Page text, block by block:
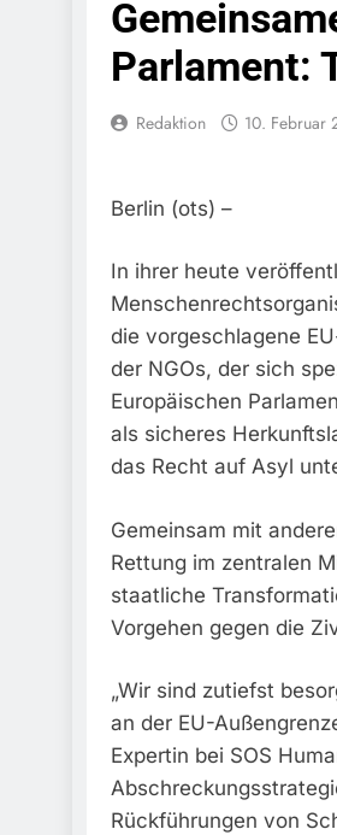
Parlament:
Redaktion 10. Februar
Berlin (ots) –
In ihrer heute
die vorgeschlagene
der NGOs, der sich
Europäischen
als sicheres
das Recht auf Asyl
Gemeinsam mit
Rettung im zentralen
staatliche
Vorgehen gegen die
„Wir sind zutiefst
an der EU-
Expertin bei SOS
Rückführungen von